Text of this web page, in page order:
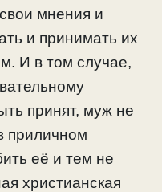
мнения и
и принимать их
И в том случае,
принят, муж не
приличном
её и тем не
христианская